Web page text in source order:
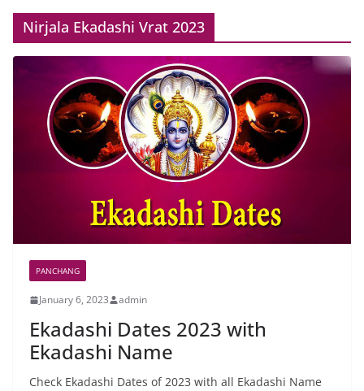
Nirjala Ekadashi Vrat 2023
PANCHANG
January 6, 2023 admin
Ekadashi Dates 2023 with
Ekadashi Name
Check Ekadashi Dates of 2023 with all Ekadashi Name